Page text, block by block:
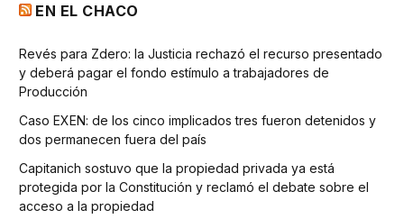
EN EL CHACO
Revés para Zdero: la Justicia rechazó el recurso presentado
y deberá pagar el fondo estímulo a trabajadores de
Producción
Caso EXEN: de los cinco implicados tres fueron detenidos y
dos permanecen fuera del país
Capitanich sostuvo que la propiedad privada ya está
protegida por la Constitución y reclamó el debate sobre el
acceso a la propiedad